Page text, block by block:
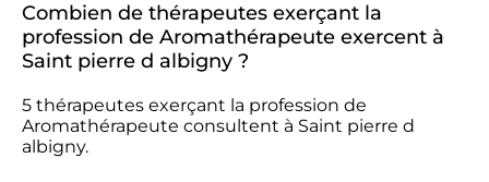
Combien de thérapeutes exerçant la
profession de Aromathérapeute exercent à
Saint pierre d albigny ?
5 thérapeutes exerçant la profession de
Aromathérapeute consultent à Saint pierre d
albigny.